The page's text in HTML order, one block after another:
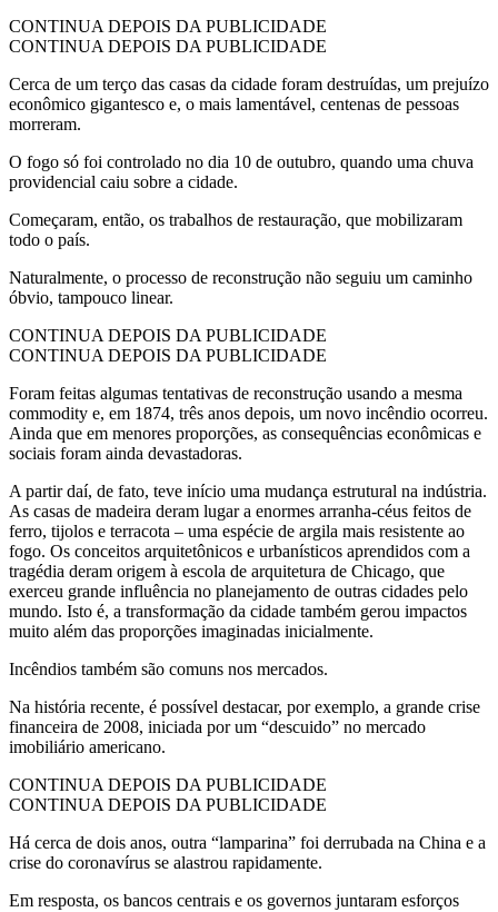
CONTINUA DEPOIS DA PUBLICIDADE
CONTINUA DEPOIS DA PUBLICIDADE
Cerca de um terço das casas da cidade foram destruídas, um prejuízo
econômico gigantesco e, o mais lamentável, centenas de pessoas
morreram.
O fogo só foi controlado no dia 10 de outubro, quando uma chuva
providencial caiu sobre a cidade.
Começaram, então, os trabalhos de restauração, que mobilizaram
todo o país.
Naturalmente, o processo de reconstrução não seguiu um caminho
óbvio, tampouco linear.
CONTINUA DEPOIS DA PUBLICIDADE
CONTINUA DEPOIS DA PUBLICIDADE
Foram feitas algumas tentativas de reconstrução usando a mesma
commodity e, em 1874, três anos depois, um novo incêndio ocorreu.
Ainda que em menores proporções, as consequências econômicas e
sociais foram ainda devastadoras.
A partir daí, de fato, teve início uma mudança estrutural na indústria.
As casas de madeira deram lugar a enormes arranha-céus feitos de
ferro, tijolos e terracota – uma espécie de argila mais resistente ao
fogo. Os conceitos arquitetônicos e urbanísticos aprendidos com a
tragédia deram origem à escola de arquitetura de Chicago, que
exerceu grande influência no planejamento de outras cidades pelo
mundo. Isto é, a transformação da cidade também gerou impactos
muito além das proporções imaginadas inicialmente.
Incêndios também são comuns nos mercados.
Na história recente, é possível destacar, por exemplo, a grande crise
financeira de 2008, iniciada por um “descuido” no mercado
imobiliário americano.
CONTINUA DEPOIS DA PUBLICIDADE
CONTINUA DEPOIS DA PUBLICIDADE
Há cerca de dois anos, outra “lamparina” foi derrubada na China e a
crise do coronavírus se alastrou rapidamente.
Em resposta, os bancos centrais e os governos juntaram esforços